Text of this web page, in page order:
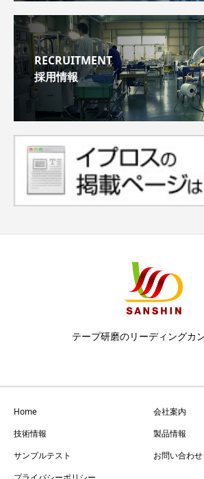
RECRUITMENT
採用情報
テープ研磨のリーディングカ
Home
会社案内
技術情報
製品情報
サンプルテスト
お問い合わせ